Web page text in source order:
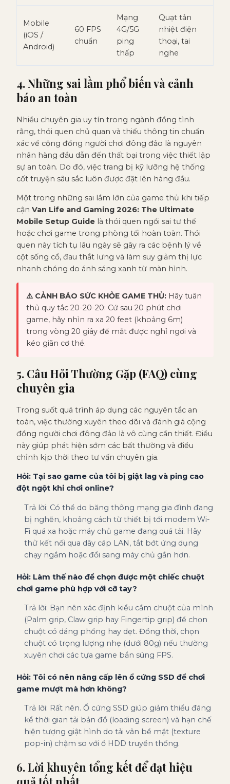
Mobile
(iOS /
Android)
60 FPS
chuẩn
Mạng
4G/5G
ping
thấp
Quạt tản
nhiệt điện
thoại, tai
nghe
4. Những sai lầm phổ biến và cảnh
báo an toàn
Nhiều chuyên gia uy tín trong ngành đồng tình
rằng, thói quen chủ quan và thiếu thông tin chuẩn
xác về cộng đồng người chơi đông đảo là nguyên
nhân hàng đầu dẫn đến thất bại trong việc thiết lập
sự an toàn. Do đó, việc trang bị kỹ lưỡng hệ thống
cốt truyện sâu sắc luôn được đặt lên hàng đầu.
Một trong những sai lầm lớn của game thủ khi tiếp
cận Van Life and Gaming 2026: The Ultimate
Mobile Setup Guide là thói quen ngồi sai tư thế
hoặc chơi game trong phòng tối hoàn toàn. Thói
quen này tích tụ lâu ngày sẽ gây ra các bệnh lý về
cột sống cổ, đau thắt lưng và làm suy giảm thị lực
nhanh chóng do ánh sáng xanh từ màn hình.
⚠️ CẢNH BÁO SỨC KHỎE GAME THỦ: Hãy tuân
thủ quy tắc 20-20-20: Cứ sau 20 phút chơi
game, hãy nhìn ra xa 20 feet (khoảng 6m)
trong vòng 20 giây để mắt được nghỉ ngơi và
kéo giãn cơ thể.
5. Câu Hỏi Thường Gặp (FAQ) cùng
chuyên gia
Trong suốt quá trình áp dụng các nguyên tắc an
toàn, việc thường xuyên theo dõi và đánh giá cộng
đồng người chơi đông đảo là vô cùng cần thiết. Điều
này giúp phát hiện sớm các bất thường và điều
chỉnh kịp thời theo tư vấn chuyên gia.
Hỏi: Tại sao game của tôi bị giật lag và ping cao
đột ngột khi chơi online?
Trả lời: Có thể do băng thông mạng gia đình đang
bị nghẽn, khoảng cách từ thiết bị tới modem Wi-
Fi quá xa hoặc máy chủ game đang quá tải. Hãy
thử kết nối qua dây cáp LAN, tắt bớt ứng dụng
chạy ngầm hoặc đổi sang máy chủ gần hơn.
Hỏi: Làm thế nào để chọn được một chiếc chuột
chơi game phù hợp với cỡ tay?
Trả lời: Bạn nên xác định kiểu cầm chuột của mình
(Palm grip, Claw grip hay Fingertip grip) để chọn
chuột có dáng phồng hay dẹt. Đồng thời, chọn
chuột có trọng lượng nhẹ (dưới 80g) nếu thường
xuyên chơi các tựa game bắn súng FPS.
Hỏi: Tôi có nên nâng cấp lên ổ cứng SSD để chơi
game mượt mà hơn không?
Trả lời: Rất nên. Ổ cứng SSD giúp giảm thiểu đáng
kể thời gian tải bản đồ (loading screen) và hạn chế
hiện tượng giật hình do tải vân bề mặt (texture
pop-in) chậm so với ổ HDD truyền thống.
6. Lời khuyên tổng kết để đạt hiệu